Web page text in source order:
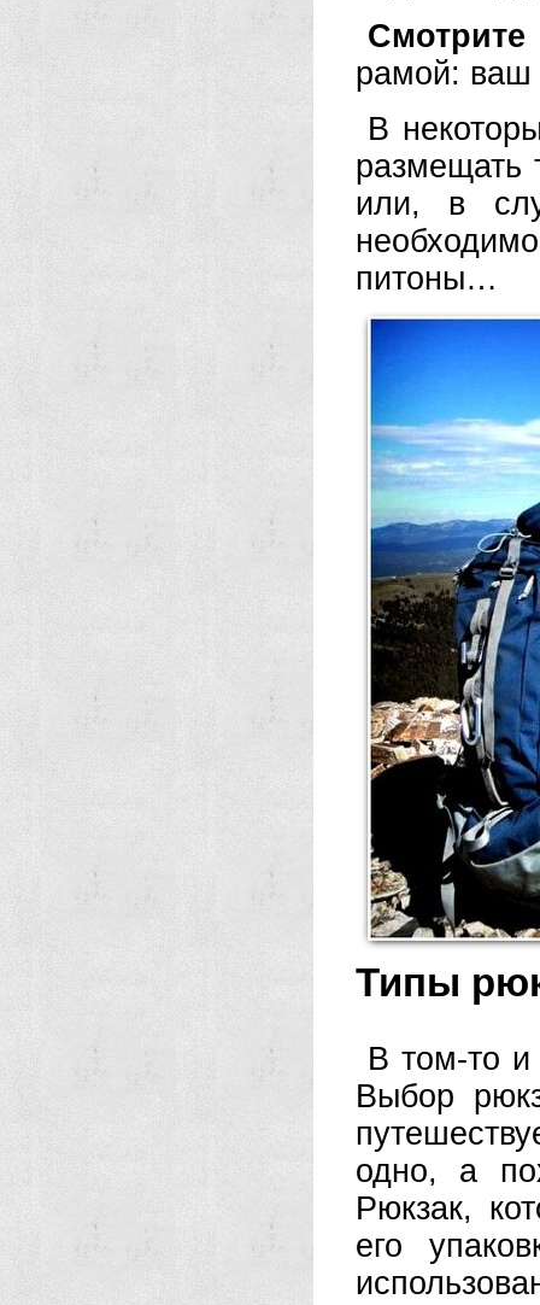
рамой: ваш
В
размещать
или, в
питоны…
Типы
В том-то и
Выбор
одно, а
Рюкзак,
его